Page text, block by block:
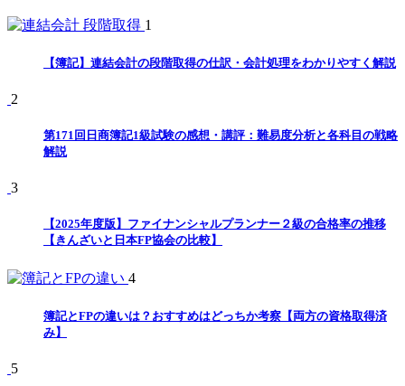
1
【簿記】連結会計の段階取得の仕訳・会計処理をわかりやすく解説
2
第171回日商簿記1級試験の感想・講評：難易度分析と各科目の戦略
解説
3
【2025年度版】ファイナンシャルプランナー２級の合格率の推移
【きんざいと日本FP協会の比較】
4
簿記とFPの違いは？おすすめはどっちか考察【両方の資格取得済
み】
5